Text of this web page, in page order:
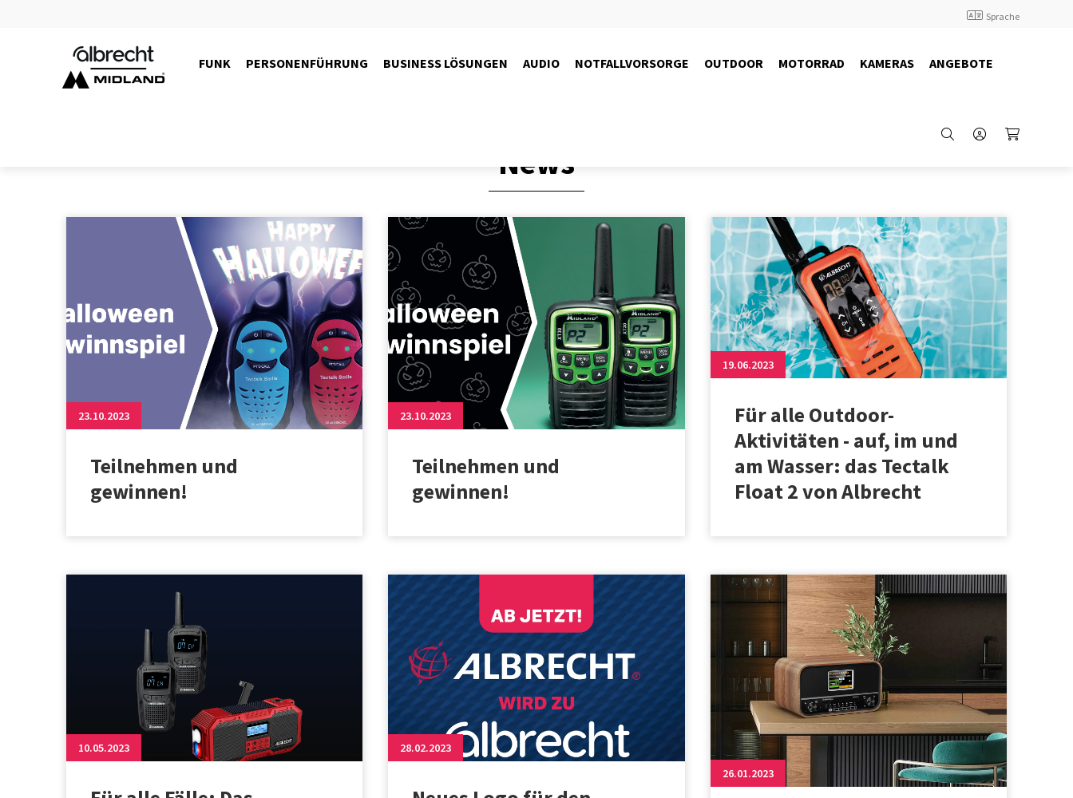
Sprache
FUNK PERSONENFÜHRUNG BUSINESS LÖSUNGEN AUDIO NOTFALLVORSORGE OUTDOOR MOTORRAD KAMERAS ANGEBOTE
News
23.10.2023
Teilnehmen und
gewinnen!
23.10.2023
Teilnehmen und
gewinnen!
19.06.2023
Für alle Outdoor-
Aktivitäten - auf, im und
am Wasser: das Tectalk
Float 2 von Albrecht
10.05.2023 28.02.2023
26.01.2023